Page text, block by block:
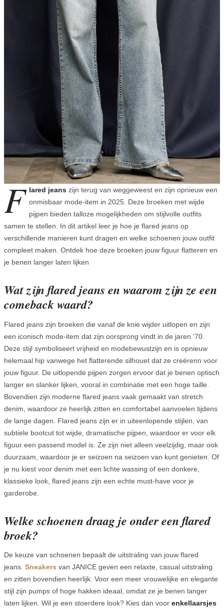
F lared jeans zijn terug van weggeweest en zijn opnieuw een
onmisbaar mode-item in 2025. Deze broeken met wijde
pijpen bieden talloze mogelijkheden om stijlvolle outfits
samen te stellen. In dit artikel leer je hoe je flared jeans op
verschillende manieren kunt dragen en welke schoenen jouw outfit
compleet maken. Ontdek hoe deze broeken jouw figuur flatteren en
je benen langer laten lijken
Wat zijn flared jeans en waarom zijn ze een
comeback waard?
Flared jeans zijn broeken die vanaf de knie wijder uitlopen en zijn
een iconisch mode-item dat zijn oorsprong vindt in de jaren ’70.
Deze stijl symboliseert vrijheid en modebewustzijn en is opnieuw
helemaal hip vanwege het flatterende silhouet dat ze creërenn voor
jouw figuur. De uitlopende pijpen zorgen ervoor dat je benen optisch
langer en slanker lijken, vooral in combinatie met een hoge taille.
Bovendien zijn moderne flared jeans vaak gemaakt van stretch
denim, waardoor ze heerlijk zitten en comfortabel aanvoelen tijdens
de lange dagen. Flared jeans zijn er in uiteenlopende stijlen, van
subtiele bootcut tot wijde, dramatische pijpen, waardoor er voor elk
figuur een passend model is. Ze zijn niet alleen veelzijdig, maar ook
duurzaam, waardoor je er seizoen na seizoen van kunt genieten. Of
je nu kiest voor denim met een lichte wassing of een donkere,
klassieke look, flared jeans zijn een echte must-have voor je
garderobe.
Welke schoenen draag je onder een flared
broek?
De keuze van schoenen bepaalt de uitstraling van jouw flared
jeans. Sneakers van JANICE geven een relaxte, casual uitstraling
en zitten bovendien heerlijk. Voor een meer vrouwelijke en elegante
stijl zijn pumps of hoge hakken ideaal, omdat ze je benen langer
laten lijken. Wil je een stoerdere look? Kies dan voor enkellaarsjes